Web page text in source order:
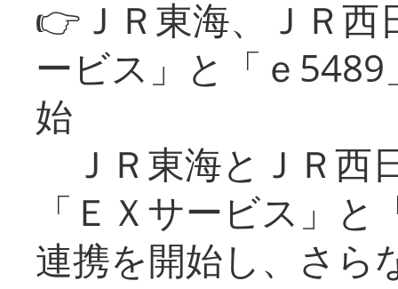
👉ＪＲ東海、ＪＲ
ービス」と「ｅ
始
ＪＲ東海とＪＲ西
「ＥＸサービス」
連携を開始し、さら